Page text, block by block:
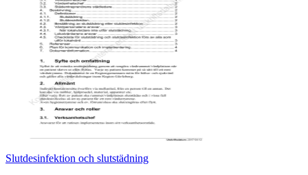
Slutdesinfektion och slutstädning